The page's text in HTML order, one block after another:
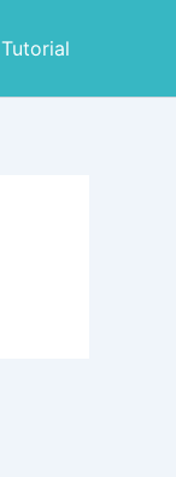
Tutorial